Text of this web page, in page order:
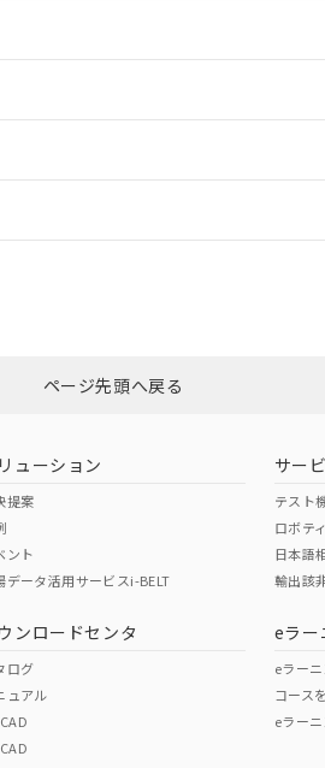
ちら
（アメリカ
この製品の規格認
その他の認証はこちらのページ
ページ先頭へ戻る
ューション
提案
ント
データ活用サービスi-BELT
ンロードセンタ
ログ
ュアル
サー
テスト
ロボテ
日本語
輸出該
eラー
eラー
コース
eラーニ